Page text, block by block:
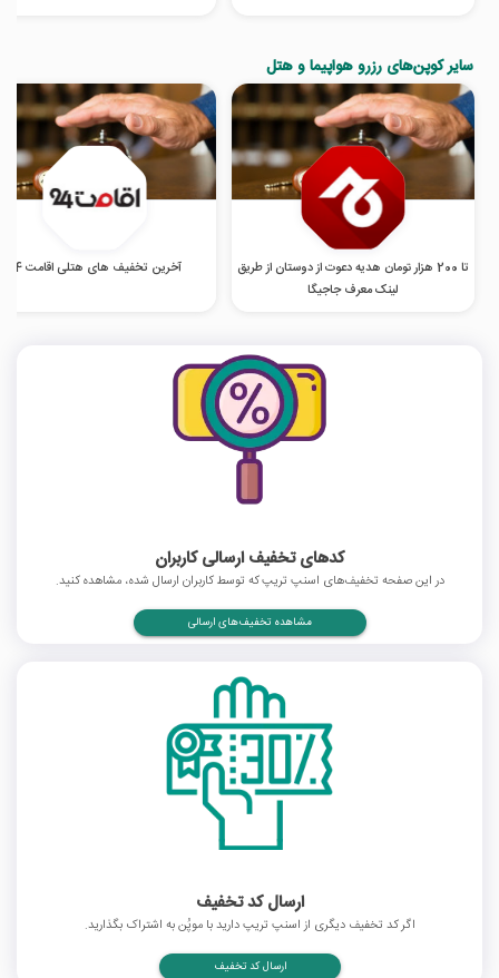
سایر کوپن‌های رزرو هواپیما و هتل
تا 200 هزار تومان هدیه دعوت از دوستان از طریق
لینک معرف جاجیگا
آخرین تخفیف های هتلی اقامت 24
کدهای تخفیف ارسالی کاربران
در این صفحه تخفیف‌های اسنپ تریپ که توسط کاربران ارسال شده، مشاهده کنید.
مشاهده تخفیف‌های ارسالی
ارسال کد تخفیف
اگر کد تخفیف دیگری از اسنپ تریپ دارید با موپُن به اشتراک بگذارید.
ارسال کد تخفیف